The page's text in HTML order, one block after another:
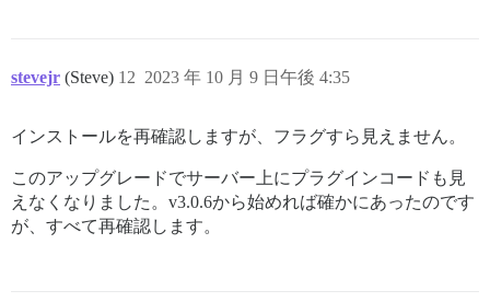
stevejr (Steve) 2023 年 10 月 9 日午後 4:35
12
インストールを再確認しますが、フラグすら見えません。
このアップグレードでサーバー上にプラグインコードも見
えなくなりました。v3.0.6から始めれば確かにあったのです
が、すべて再確認します。